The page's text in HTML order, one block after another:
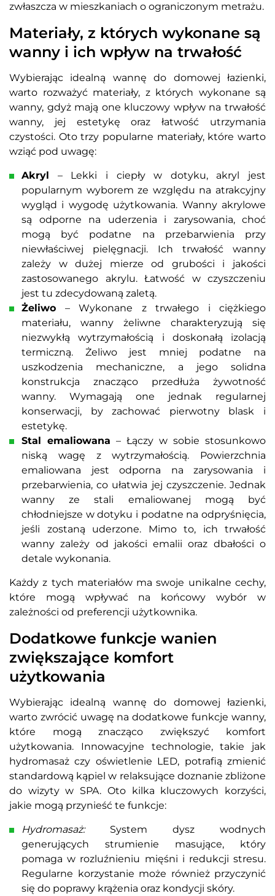
zwłaszcza w mieszkaniach o ograniczonym metrażu.
Materiały, z których wykonane są
wanny i ich wpływ na trwałość
Wybierając idealną wannę do domowej łazienki,
warto rozważyć materiały, z których wykonane są
wanny, gdyż mają one kluczowy wpływ na trwałość
wanny, jej estetykę oraz łatwość utrzymania
czystości. Oto trzy popularne materiały, które warto
wziąć pod uwagę:
Akryl
– Lekki i ciepły w dotyku, akryl jest
popularnym wyborem ze względu na atrakcyjny
wygląd i wygodę użytkowania. Wanny akrylowe
są odporne na uderzenia i zarysowania, choć
mogą być podatne na przebarwienia przy
niewłaściwej pielęgnacji. Ich trwałość wanny
zależy w dużej mierze od grubości i jakości
zastosowanego akrylu. Łatwość w czyszczeniu
jest tu zdecydowaną zaletą.
Żeliwo – Wykonane z trwałego i ciężkiego
materiału, wanny żeliwne charakteryzują się
niezwykłą wytrzymałością i doskonałą izolacją
termiczną. Żeliwo jest mniej podatne na
uszkodzenia mechaniczne, a jego solidna
konstrukcja znacząco przedłuża żywotność
wanny. Wymagają one jednak regularnej
konserwacji, by zachować pierwotny blask i
estetykę.
Stal emaliowana – Łączy w sobie stosunkowo
niską wagę z wytrzymałością. Powierzchnia
emaliowana jest odporna na zarysowania i
przebarwienia, co ułatwia jej czyszczenie. Jednak
wanny ze stali emaliowanej mogą być
chłodniejsze w dotyku i podatne na odpryśnięcia,
jeśli zostaną uderzone. Mimo to, ich trwałość
wanny zależy od jakości emalii oraz dbałości o
detale wykonania.
Każdy z tych materiałów ma swoje unikalne cechy,
które mogą wpływać na końcowy wybór w
zależności od preferencji użytkownika.
Dodatkowe funkcje wanien
zwiększające komfort
użytkowania
Wybierając idealną wannę do domowej łazienki,
warto zwrócić uwagę na dodatkowe funkcje wanny,
które mogą znacząco zwiększyć komfort
użytkowania. Innowacyjne technologie, takie jak
hydromasaż czy oświetlenie LED, potrafią zmienić
standardową kąpiel w relaksujące doznanie zbliżone
do wizyty w SPA. Oto kilka kluczowych korzyści,
jakie mogą przynieść te funkcje:
Hydromasaż:System dysz wodnych
generujących strumienie masujące, który
pomaga w rozluźnieniu mięśni i redukcji stresu.
Regularne korzystanie może również przyczynić
się do poprawy krążenia oraz kondycji skóry.